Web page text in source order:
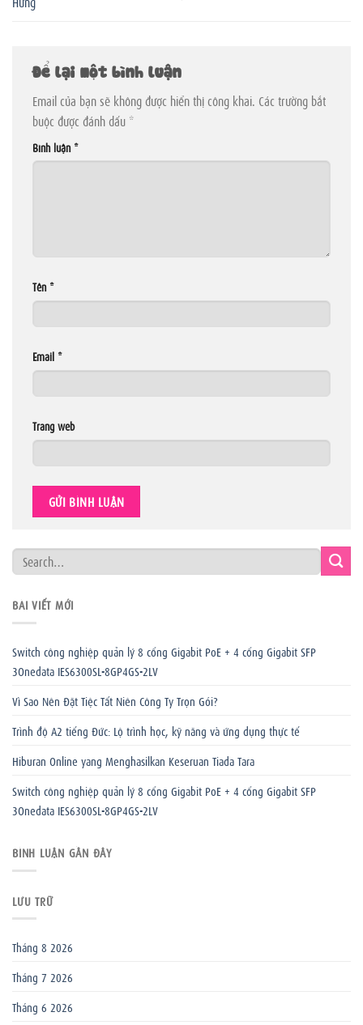
Để lại một bình luận
Email của bạn sẽ không được hiển thị công khai. Các trường bắt
buộc được đánh dấu *
Bình luận *
Tên *
Email *
Trang web
BÀI VIẾT MỚI
Switch công nghiệp quản lý 8 cổng Gigabit PoE + 4 cổng Gigabit SFP
3Onedata IES6300SL-8GP4GS-2LV
Vì Sao Nên Đặt Tiệc Tất Niên Công Ty Trọn Gói?
Trình độ A2 tiếng Đức: Lộ trình học, kỹ năng và ứng dụng thực tế
Hiburan Online yang Menghasilkan Keseruan Tiada Tara
Switch công nghiệp quản lý 8 cổng Gigabit PoE + 4 cổng Gigabit SFP
3Onedata IES6300SL-8GP4GS-2LV
BÌNH LUẬN GẦN ĐÂY
LƯU TRỮ
Tháng 8 2026
Tháng 7 2026
Tháng 6 2026